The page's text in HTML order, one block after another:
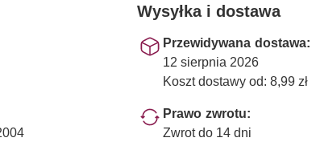
Wysyłka i dostawa
Przewidywana dostawa:
12 sierpnia 2026
Koszt dostawy od: 8,99 zł
Prawo zwrotu:
Zwrot do 14 dni